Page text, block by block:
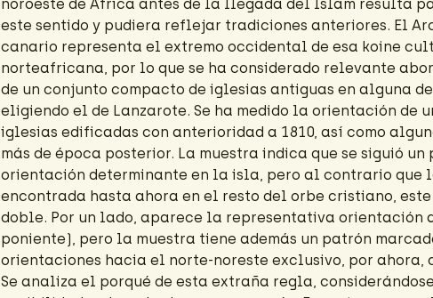
noroeste de África antes de la llegada del Islam resulta
este sentido y pudiera reflejar tradiciones anteriores. El
canario representa el extremo occidental de esa koine
norteafricana, por lo que se ha considerado relevante
de un conjunto compacto de iglesias antiguas en alguna
eligiendo el de Lanzarote. Se ha medido la orientación de
iglesias edificadas con anterioridad a 1810, así como
más de época posterior. La muestra indica que se siguió un
orientación determinante en la isla, pero al contrario que
encontrada hasta ahora en el resto del orbe cristiano,
doble. Por un lado, aparece la representativa orientación
poniente), pero la muestra tiene además un patrón
orientaciones hacia el norte-noreste exclusivo, por ahora,
Se analiza el porqué de esta extraña regla,